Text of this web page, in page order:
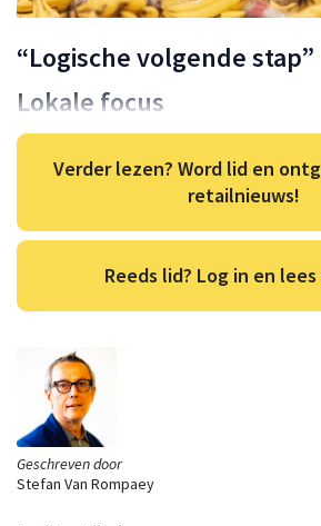
Geschreven door
Stefan Van Rompaey
“Logische volgende stap”
Lokale focus
Verder lezen? Word lid en
retailnieuws!
Reeds lid? Log in en